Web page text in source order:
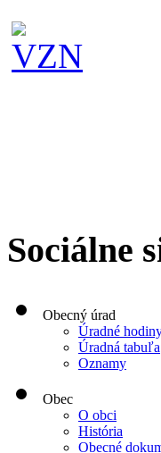
Sociálne
Obecný úrad
Úradné
Úradná tabuľa
Oznamy
Obec
O obci
História
Obecné